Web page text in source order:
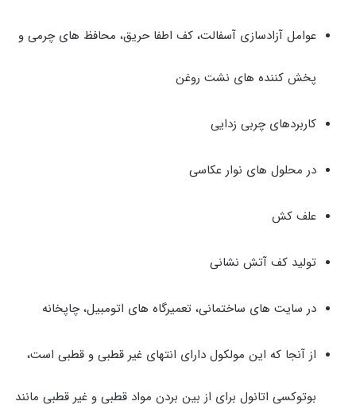
عوامل آزادسازی آسفالت، کف اطفا حریق، محافظ های چرمی و
پخش کننده های نشت روغن
کاربردهای چربی زدایی
در محلول های نوار عکاسی
علف کش
تولید کف آتش نشانی
در سایت های ساختمانی، تعمیرگاه های اتومبیل، چاپخانه
از آنجا که این مولکول دارای انتهای غیر قطبی و قطبی است،
بوتوکسی اتانول برای از بین بردن مواد قطبی و غیر قطبی مانند